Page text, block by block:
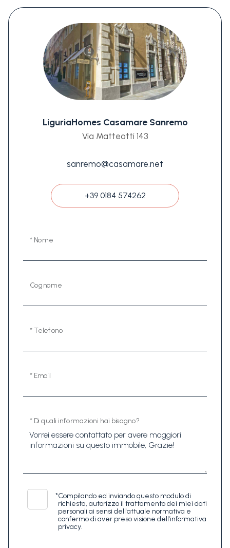
LiguriaHomes Casamare Sanremo
Via Matteotti 143
sanremo@casamare.net
+39 0184 574262
* Nome
Cognome
* Telefono
* Email
* Di quali informazioni hai bisogno?
*Compilando ed inviando questo modulo di
richiesta, autorizzo il trattamento dei miei dati
personali ai sensi dell'attuale normativa e
confermo di aver preso visione dell'informativa
privacy.